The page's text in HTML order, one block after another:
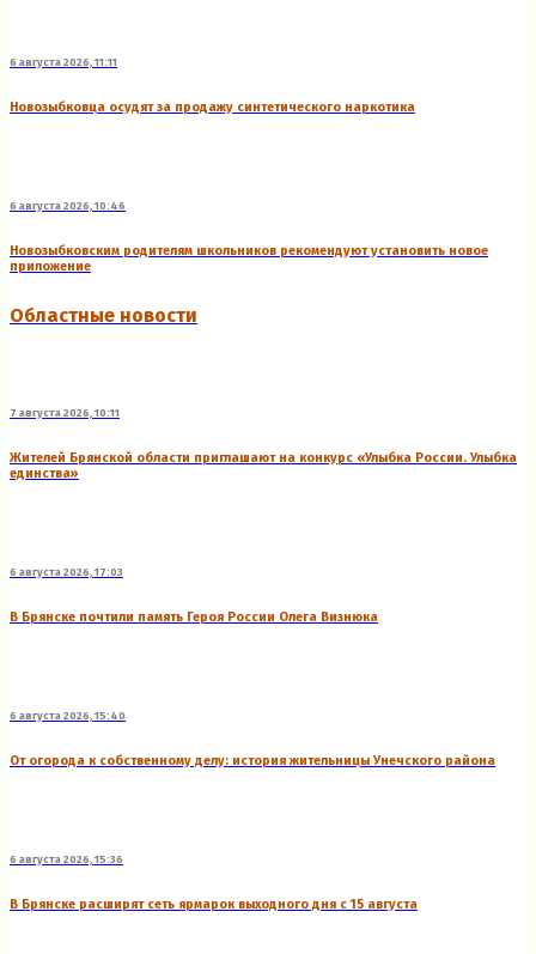
6 августа 2026, 11:11
Новозыбковца осудят за продажу синтетического наркотика
6 августа 2026, 10:46
Новозыбковским родителям школьников рекомендуют установить новое
приложение
Областные новости
7 августа 2026, 10:11
Жителей Брянской области приглашают на конкурс «Улыбка России. Улыбка
единства»
6 августа 2026, 17:03
В Брянске почтили память Героя России Олега Визнюка
6 августа 2026, 15:40
От огорода к собственному делу: история жительницы Унечского района
6 августа 2026, 15:36
В Брянске расширят сеть ярмарок выходного дня с 15 августа